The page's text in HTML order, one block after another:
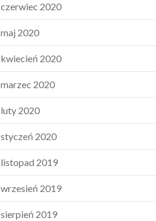
czerwiec 2020
maj 2020
kwiecień 2020
marzec 2020
luty 2020
styczeń 2020
listopad 2019
wrzesień 2019
sierpień 2019